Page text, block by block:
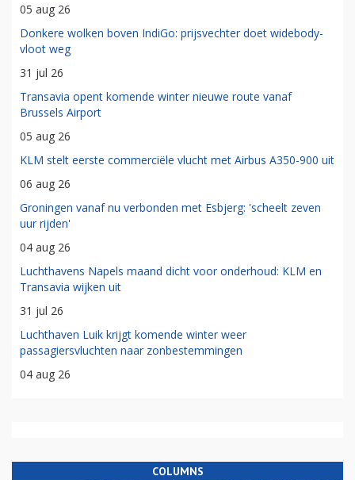
05 aug 26
Donkere wolken boven IndiGo: prijsvechter doet widebody-
vloot weg
31 jul 26
Transavia opent komende winter nieuwe route vanaf
Brussels Airport
05 aug 26
KLM stelt eerste commerciële vlucht met Airbus A350-900 uit
06 aug 26
Groningen vanaf nu verbonden met Esbjerg: 'scheelt zeven
uur rijden'
04 aug 26
Luchthavens Napels maand dicht voor onderhoud: KLM en
Transavia wijken uit
31 jul 26
Luchthaven Luik krijgt komende winter weer
passagiersvluchten naar zonbestemmingen
04 aug 26
COLUMNS